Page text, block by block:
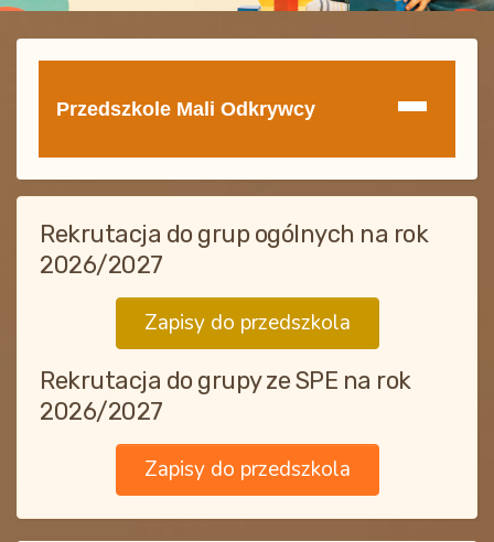
Przedszkole Mali Odkrywcy
Rekrutacja do grup ogólnych na rok
2026/2027
Zapisy do przedszkola
Rekrutacja do grupy ze SPE na rok
2026/2027
Zapisy do przedszkola